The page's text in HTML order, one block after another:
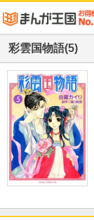
彩雲国物語(5)